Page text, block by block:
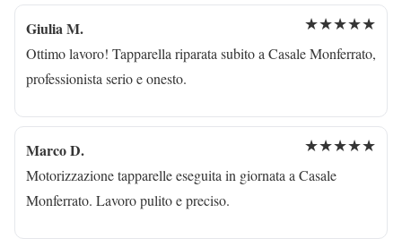
Giulia M. ★★★★★
Ottimo lavoro! Tapparella riparata subito a Casale Monferrato,
professionista serio e onesto.
Marco D. ★★★★★
Motorizzazione tapparelle eseguita in giornata a Casale
Monferrato. Lavoro pulito e preciso.